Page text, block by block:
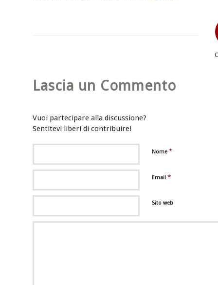
Lascia un Commento
Vuoi partecipare alla discussione?
Sentitevi liberi di contribuire!
Nome *
Email *
Sito web